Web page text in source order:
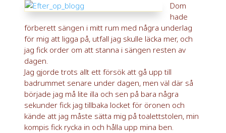
Dom
hade
förberett sängen i mitt rum med några underlag
för mig att ligga på, utfall jag skulle läcka mer, och
jag fick order om att stanna i sängen resten av
dagen.
Jag gjorde trots allt ett försök att gå upp till
badrummet senare under dagen, men väl där så
började jag må lite illa och sen på bara några
sekunder fick jag tillbaka locket för öronen och
kände att jag måste sätta mig på toalettstolen, min
kompis fick rycka in och hålla upp mina ben.